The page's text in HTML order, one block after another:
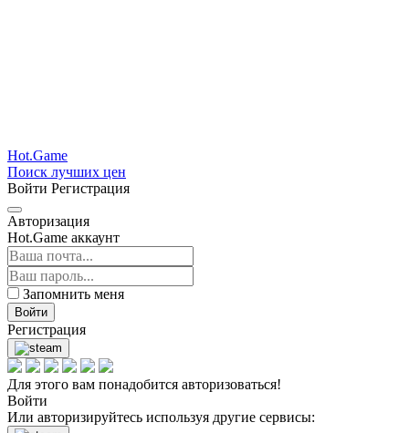
Hot.Game
Поиск лучших цен
Войти Регистрация
Авторизация
Hot.Game аккаунт
Запомнить меня
Войти
Регистрация
Для этого вам понадобится авторизоваться!
Войти
Или авторизируйтесь используя другие сервисы: